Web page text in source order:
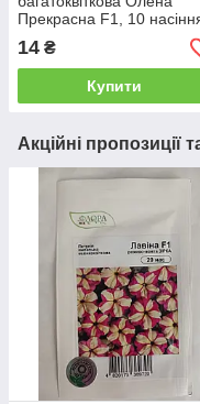
Прекрасна F1, 10
Аеліту
14 ₴
Купити
Акційні пропозиції